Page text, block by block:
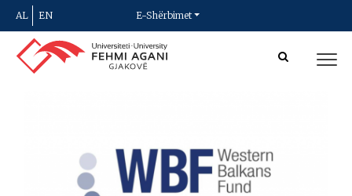
AL EN E-Shërbimet